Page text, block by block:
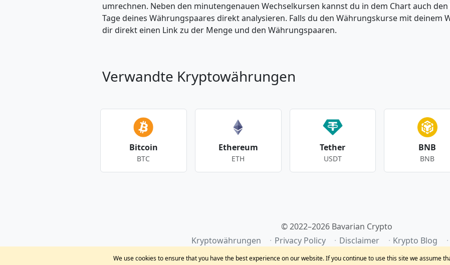
umrechnen. Neben den minutengenauen Wechselkursen kannst du in dem Chart auch
Tage deines Währungspaares direkt analysieren. Falls du den Währungskurse mit deinem
dir direkt einen Link zu der Menge und den Währungspaaren.
Verwandte Kryptowährungen
Bitcoin
BTC
Ethereum
ETH
Tether
USDT
BNB
BNB
© 2022–2026 Bavarian Crypto
Kryptowährungen
Privacy Policy Disclaimer Krypto Blog
We use cookies to ensure that you have the best experience on our website. If you continue to use this site we assume